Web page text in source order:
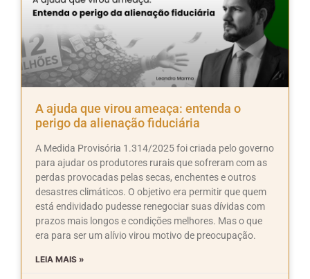
A ajuda que virou ameaça: entenda o
perigo da alienação fiduciária
A Medida Provisória 1.314/2025 foi criada pelo governo
para ajudar os produtores rurais que sofreram com as
perdas provocadas pelas secas, enchentes e outros
desastres climáticos. O objetivo era permitir que quem
está endividado pudesse renegociar suas dívidas com
prazos mais longos e condições melhores. Mas o que
era para ser um alívio virou motivo de preocupação.
LEIA MAIS »